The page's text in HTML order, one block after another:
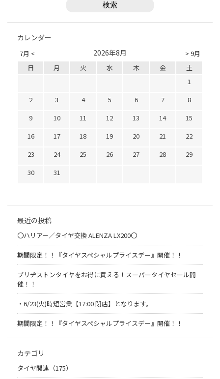
カレンダー
7月 < > 9月
2026年8月
日 月 火 水 木 金
土
1
2
3 4 5 6 7
8
9
10 11 12 13 14
15
16
17 18 19 20 21
22
23
24 25 26 27 28
29
30
31
最近の投稿
〇ハリアー／タイヤ交換 ALENZA LX200〇
期間限定！！『タイヤスペシャルプライスデー』開催！！
ブリヂストンタイヤをお得に買える！スーパータイヤセール開
催！！
・6/23(火)時短営業【17:00 閉店】となります。
期間限定！！『タイヤスペシャルプライスデー』開催！！
カテゴリ
タイヤ関連（175）